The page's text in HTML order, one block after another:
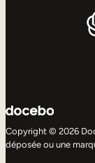
Copyright © 2026
déposée ou une